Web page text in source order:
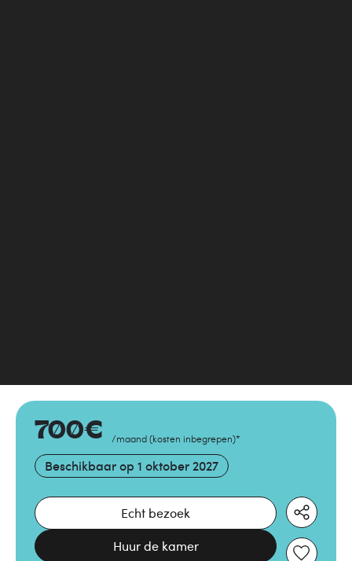
700€ /maand (kosten inbegrepen)*
Beschikbaar op 1 oktober 2027
Echt bezoek
Huur de kamer